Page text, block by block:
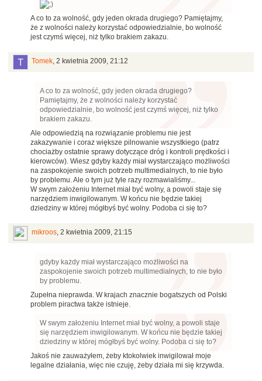
A co to za wolność, gdy jeden okrada drugiego? Pamiętajmy,
że z wolności należy korzystać odpowiedzialnie, bo wolność
jest czymś więcej, niż tylko brakiem zakazu.
Tomek, 2 kwietnia 2009, 21:12
A co to za wolność, gdy jeden okrada drugiego?
Pamiętajmy, że z wolności należy korzystać
odpowiedzialnie, bo wolność jest czymś więcej, niż tylko
brakiem zakazu.
Ale odpowiedzią na rozwiązanie problemu nie jest
zakazywanie i coraz większe pilnowanie wszystkiego (patrz
chociażby ostatnie sprawy dotyczące dróg i kontroli prędkości i
kierowców). Wiesz gdyby każdy miał wystarczająco możliwości
na zaspokojenie swoich potrzeb multimedialnych, to nie było
by problemu. Ale o tym już tyle razy rozmawialiśmy...
W swym założeniu Internet miał być wolny, a powoli staje się
narzędziem inwigilowanym. W końcu nie będzie takiej
dziedziny w której mógłbyś być wolny. Podoba ci się to?
mikroos, 2 kwietnia 2009, 21:15
gdyby każdy miał wystarczająco możliwości na
zaspokojenie swoich potrzeb multimedialnych, to nie było
by problemu.
Zupełna nieprawda. W krajach znacznie bogatszych od Polski
problem piractwa także istnieje.
W swym założeniu Internet miał być wolny, a powoli staje
się narzędziem inwigilowanym. W końcu nie będzie takiej
dziedziny w której mógłbyś być wolny. Podoba ci się to?
Jakoś nie zauważyłem, żeby ktokolwiek inwigilował moje
legalne działania, więc nie czuję, żeby działa mi się krzywda.